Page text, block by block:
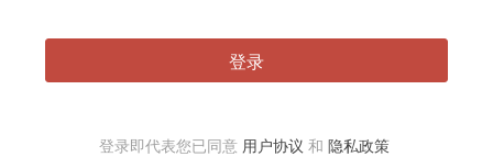
登录
登录即代表您已同意 用户协议 和 隐私政策